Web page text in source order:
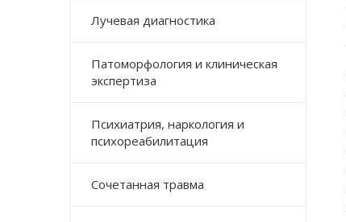
Лучевая диагностика
Патоморфология и клиническая
экспертиза
Психиатрия, наркология и
психореабилитация
Сочетанная травма